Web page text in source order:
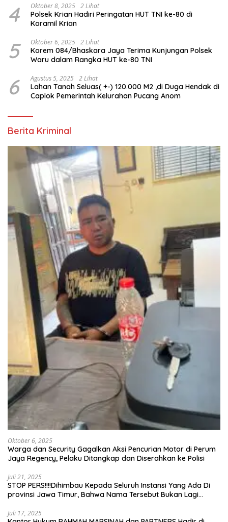
4 Oktober 8, 2025 2 Lihat
Polsek Krian Hadiri Peringatan HUT TNI ke-80 di
Koramil Krian
5 Oktober 6, 2025 2 Lihat
Korem 084/Bhaskara Jaya Terima Kunjungan Polsek
6 Agustus 5, 2025 2 Lihat
Lahan Tanah Seluas( +-) 120.000 M2 ,di Duga Hendak di
Caplok Pemerintah Kelurahan Pucang Anom
Berita Kriminal
Oktober 6, 2025
Warga dan Security Gagalkan Aksi Pencurian Motor di Perum
Jaya Regency, Pelaku Ditangkap dan Diserahkan ke Polisi
Juli 21, 2025
STOP PERS!!!!Dihimbau Kepada Seluruh Instansi Yang Ada Di
provinsi Jawa Timur, Bahwa Nama Tersebut Bukan Lagi
Juli 17, 2025